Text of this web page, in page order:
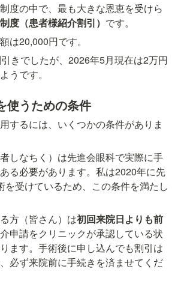
度の中で、最も大きな恩恵を受けら
度（患者様紹介割引） です。
は20,000円です。
きでしたが、2026年5月現在は2万円
うです。
使うための条件
するには、いくつかの条件がありま
しなちく）は先進会眼科で実際に手
る必要があります。私は2020年に先
を受けているため、この条件を満たし
方（皆さん）は初回来院日よりも前
申請をクリニックが承認している状
ます。手術後に申し込んでも割引は
必ず来院前に手続きを済ませてくだ